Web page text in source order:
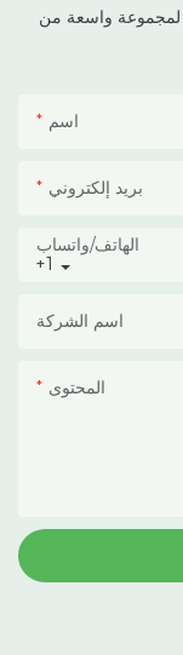
على التحكم
واسعة من
اسم
بريد إلكتروني
+1
الهاتف/واتساب
اسم الشركة
المحتوى